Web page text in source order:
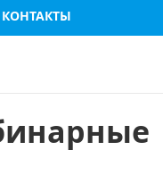
КОНТАКТЫ